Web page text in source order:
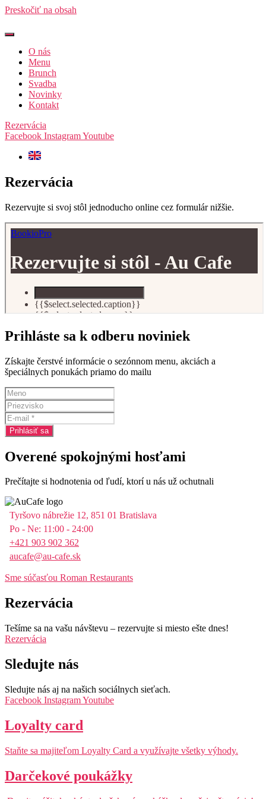
Preskočiť na obsah
O nás
Menu
Brunch
Svadba
Novinky
Kontakt
Rezervácia
Facebook InstagramYoutube
Rezervácia
Rezervujte si svoj stôl jednoducho online cez formulár nižšie.
Prihláste sa k odberu noviniek
Získajte čerstvé informácie o sezónnom menu, akciách a
špeciálnych ponukách priamo do mailu
Overené spokojnými hosťami
Prečítajte si hodnotenia od ľudí, ktorí u nás už ochutnali
Tyršovo nábrežie 12, 851 01 Bratislava
Po - Ne: 11:00 - 24:00
+421 903 902 362
aucafe@au-cafe.sk
Sme súčasťou Roman Restaurants
Rezervácia
Tešíme sa na vašu návštevu – rezervujte si miesto ešte dnes!
Rezervácia
Sledujte nás
Sledujte nás aj na našich sociálnych sieťach.
Facebook InstagramYoutube
Loyalty card
Staňte sa majiteľom Loyalty Card a využívajte všetky výhody.
Darčekové poukážky